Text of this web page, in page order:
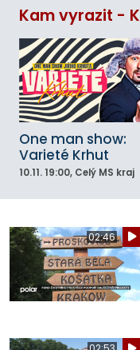
Kam vyrazit -
One man show:
Varieté Krhut
10.11. 19:00, Celý MS kraj
02:46